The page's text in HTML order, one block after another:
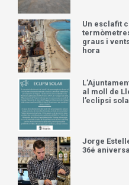
Un esclafit
graus i
hora
al moll de
l’eclipsi
Jorge
36é